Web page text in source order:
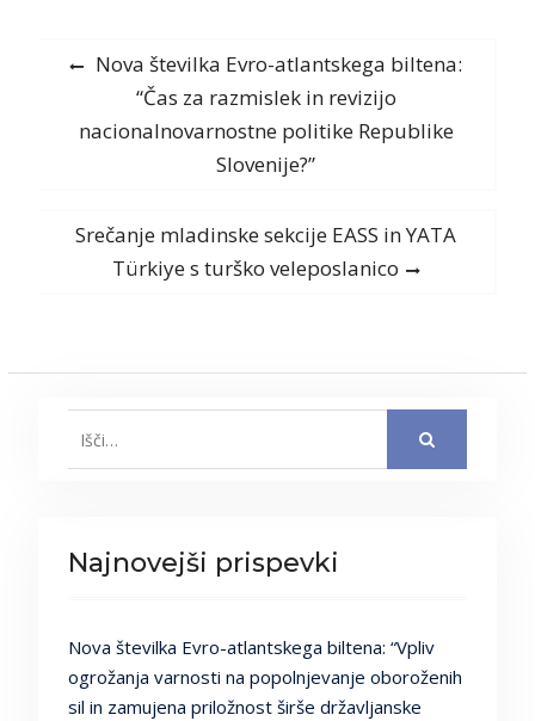
Navigacija
prispevka
Previous
post:
Nova številka Evro-atlantskega biltena:
“Čas za razmislek in revizijo
nacionalnovarnostne politike Republike
Slovenije?”
Next
post:
Srečanje mladinske sekcije EASS in YATA
Türkiye s turško veleposlanico
Najnovejši prispevki
Nova številka Evro-atlantskega biltena: “Vpliv
ogrožanja varnosti na popolnjevanje oboroženih
sil in zamujena priložnost širše državljanske